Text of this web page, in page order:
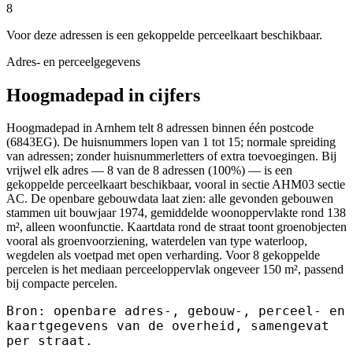
8
Voor deze adressen is een gekoppelde perceelkaart beschikbaar.
Adres- en perceelgegevens
Hoogmadepad in cijfers
Hoogmadepad in Arnhem telt 8 adressen binnen één postcode
(6843EG). De huisnummers lopen van 1 tot 15; normale spreiding
van adressen; zonder huisnummerletters of extra toevoegingen. Bij
vrijwel elk adres — 8 van de 8 adressen (100%) — is een
gekoppelde perceelkaart beschikbaar, vooral in sectie AHM03 sectie
AC. De openbare gebouwdata laat zien: alle gevonden gebouwen
stammen uit bouwjaar 1974, gemiddelde woonoppervlakte rond 138
m², alleen woonfunctie. Kaartdata rond de straat toont groenobjecten
vooral als groenvoorziening, waterdelen van type waterloop,
wegdelen als voetpad met open verharding. Voor 8 gekoppelde
percelen is het mediaan perceeloppervlak ongeveer 150 m², passend
bij compacte percelen.
Bron: openbare adres-, gebouw-, perceel- en
kaartgegevens van de overheid, samengevat
per straat.